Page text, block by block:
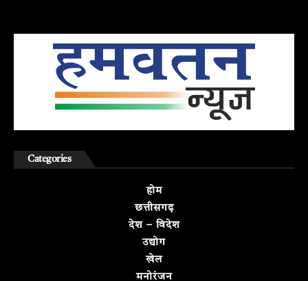
Categories
होम
छत्तीसगढ़
देश – विदेश
उद्योग
खेल
मनोरंजन